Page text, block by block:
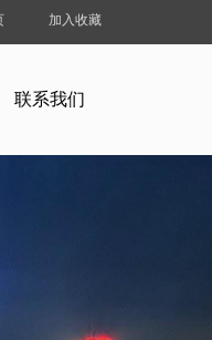
加入收藏
联系我们